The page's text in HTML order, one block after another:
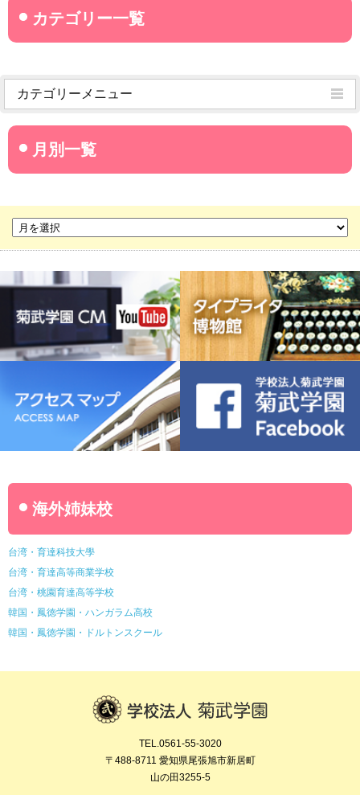
カテゴリーメニュー
菊武学園からのお知らせ
名古屋産業大学
菊華高等学校
菊武ビジネス専門学校
名古屋ウェディング＆フラワー・ビューティ学院
菊武幼稚園
稲葉保育園
海外姉妹校
台湾・育達科技大學
台湾・育達高等商業学校
台湾・桃園育達高等学校
韓国・鳳徳学園・ハンガラム高校
韓国・鳳徳学園・ドルトンスクール
TEL.0561-55-3020
〒488-8711 愛知県尾張旭市新居町
山の田3255-5